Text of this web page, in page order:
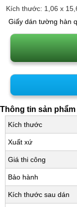
Kích thước: 1,06 x
Giấy dán tường hàn
Thông tin sản phẩm
Kích thước
Xuất xứ
Giá thi công
Bảo hành
Kích thước sau dán